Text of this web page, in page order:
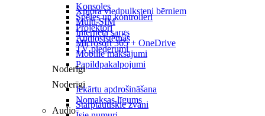
Xplora viedpulksteņi bērniem
Multi-SIM
Interneta sargs
Microsoft 365 + OneDrive
Mobilie maksājumi
Papildpakalpojumi
Noderīgi
Starptautiskie zvani
Konsoles
Spēles un kontrolieri
Projektori
Audiosistēmas
TV piederumi
Noderīgi
Iekārtu apdrošināšana
Nomaksas līgums
Audio